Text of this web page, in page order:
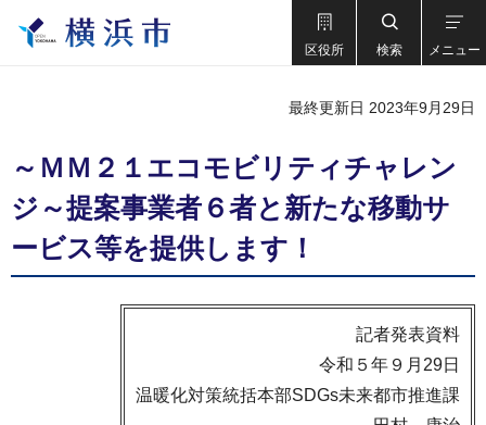
区役所 検索 メニュー
最終更新日 2023年9月29日
～ＭＭ２１エコモビリティチャレン
ジ～提案事業者６者と新たな移動サ
ービス等を提供します！
記者発表資料
令和５年９月29日
温暖化対策統括本部SDGs未来都市推進課